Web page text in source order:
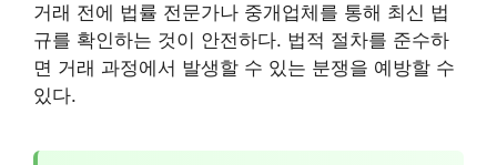
거래 전에 법률 전문가나 중개업체를 통해 최신 법
규를 확인하는 것이 안전하다. 법적 절차를 준수하
면 거래 과정에서 발생할 수 있는 분쟁을 예방할 수
있다.